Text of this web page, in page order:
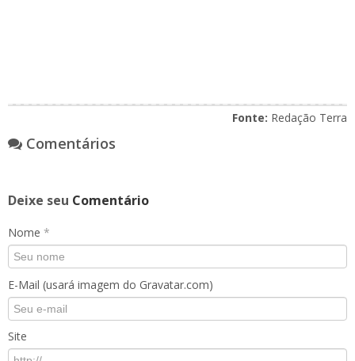
Fonte: Redação Terra
Comentários
Deixe seu Comentário
Nome *
E-Mail (usará imagem do Gravatar.com)
Site